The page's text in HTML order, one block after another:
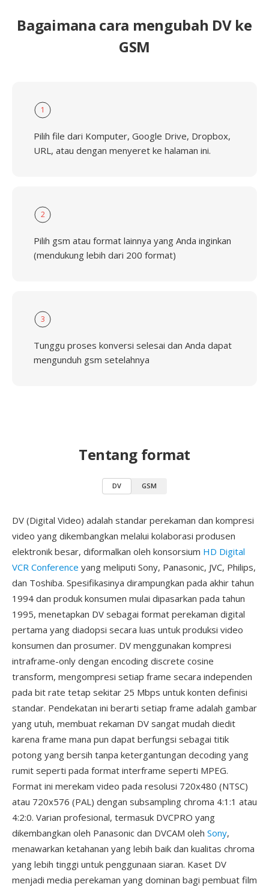
Bagaimana cara mengubah DV ke
GSM
1
Pilih file dari Komputer, Google Drive, Dropbox,
URL, atau dengan menyeret ke halaman ini.
2
Pilih gsm atau format lainnya yang Anda inginkan
(mendukung lebih dari 200 format)
3
Tunggu proses konversi selesai dan Anda dapat
mengunduh gsm setelahnya
Tentang format
DV GSM
DV (Digital Video) adalah standar perekaman dan kompresi
video yang dikembangkan melalui kolaborasi produsen
elektronik besar, diformalkan oleh konsorsium HD Digital
VCR Conference yang meliputi Sony, Panasonic, JVC, Philips,
dan Toshiba. Spesifikasinya dirampungkan pada akhir tahun
1994 dan produk konsumen mulai dipasarkan pada tahun
1995, menetapkan DV sebagai format perekaman digital
pertama yang diadopsi secara luas untuk produksi video
konsumen dan prosumer. DV menggunakan kompresi
intraframe-only dengan encoding discrete cosine
transform, mengompresi setiap frame secara independen
pada bit rate tetap sekitar 25 Mbps untuk konten definisi
standar. Pendekatan ini berarti setiap frame adalah gambar
yang utuh, membuat rekaman DV sangat mudah diedit
karena frame mana pun dapat berfungsi sebagai titik
potong yang bersih tanpa ketergantungan decoding yang
rumit seperti pada format interframe seperti MPEG.
Format ini merekam video pada resolusi 720x480 (NTSC)
atau 720x576 (PAL) dengan subsampling chroma 4:1:1 atau
4:2:0. Varian profesional, termasuk DVCPRO yang
dikembangkan oleh Panasonic dan DVCAM oleh Sony,
menawarkan ketahanan yang lebih baik dan kualitas chroma
yang lebih tinggi untuk penggunaan siaran. Kaset DV
menjadi media perekaman yang dominan bagi pembuat film